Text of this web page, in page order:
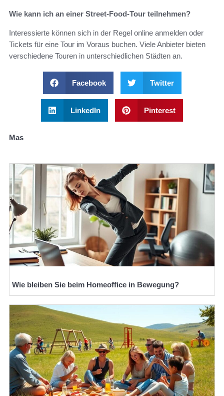
Wie kann ich an einer Street-Food-Tour teilnehmen?
Interessierte können sich in der Regel online anmelden oder
Tickets für eine Tour im Voraus buchen. Viele Anbieter bieten
verschiedene Touren in unterschiedlichen Städten an.
Facebook Twitter
LinkedIn Pinterest
Mas
Wie bleiben Sie beim Homeoffice in Bewegung?